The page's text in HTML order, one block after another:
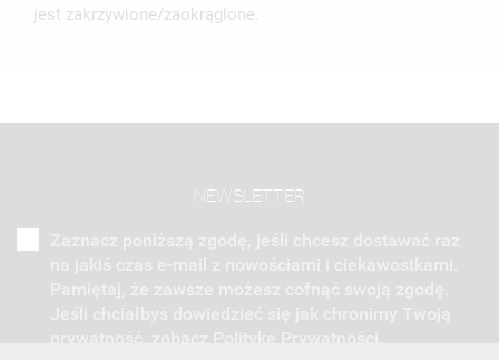
jest zakrzywione/zaokrąglone.
NEWSLETTER